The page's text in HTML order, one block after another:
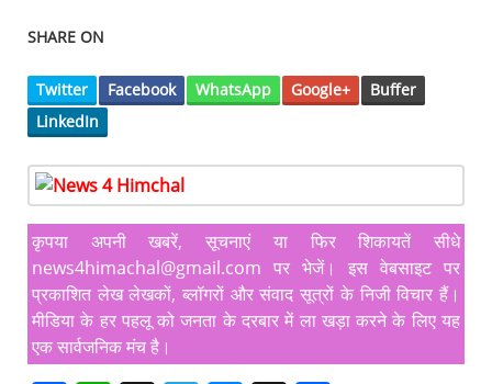
SHARE ON
Twitter Facebook WhatsApp Google+
Buffer
LinkedIn
कृपया अपनी खबरें, सूचनाएं या फिर शिकायतें सीधे
news4himachal@gmail.com पर भेजें। इस वेबसाइट पर
प्रकाशित लेख लेखकों, ब्लॉगरों और संवाद सूत्रों के निजी विचार हैं।
मीडिया के हर पहलू को जनता के दरबार में ला खड़ा करने के लिए यह
एक सार्वजनिक मंच है।